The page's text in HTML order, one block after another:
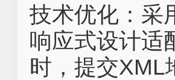
技术优化‌：采
响应式设计适
时，提交XML